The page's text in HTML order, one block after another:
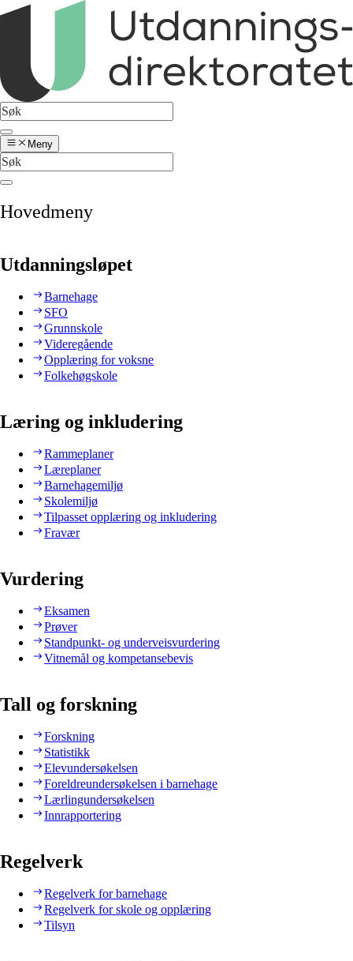
Meny
Hovedmeny
Utdanningsløpet
Barnehage
SFO
Grunnskole
Videregående
Opplæring for voksne
Folkehøgskole
Læring og inkludering
Rammeplaner
Læreplaner
Barnehagemiljø
Skolemiljø
Tilpasset opplæring og inkludering
Fravær
Vurdering
Eksamen
Prøver
Standpunkt- og underveisvurdering
Vitnemål og kompetansebevis
Tall og forskning
Forskning
Statistikk
Elevundersøkelsen
Foreldreundersøkelsen i barnehage
Lærlingundersøkelsen
Innrapportering
Regelverk
Regelverk for barnehage
Regelverk for skole og opplæring
Tilsyn